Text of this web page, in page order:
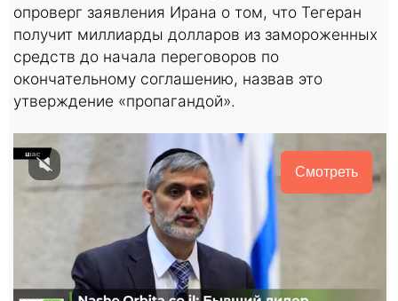
опроверг заявления Ирана о том, что Тегеран
получит миллиарды долларов из замороженных
средств до начала переговоров по
окончательному соглашению, назвав это
утверждение «пропагандой».
Смотреть